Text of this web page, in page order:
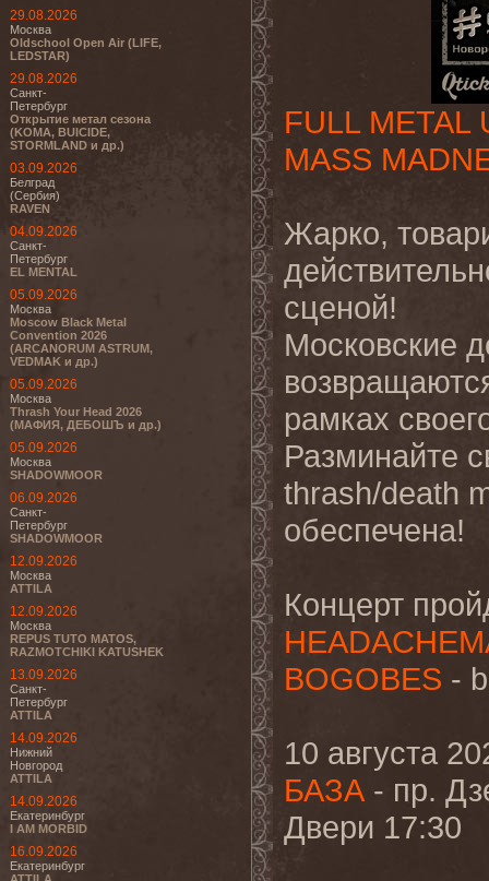
29.08.2026
Москва
Oldschool Open Air (LIFE,
LEDSTAR)
29.08.2026
Санкт-
Петербург
Открытие метал сезона
(KOMA, BUICIDE,
STORMLAND и др.)
03.09.2026
Белград
(Сербия)
RAVEN
04.09.2026
Санкт-
Петербург
EL MENTAL
05.09.2026
Москва
Moscow Black Metal
Convention 2026
(ARCANORUM ASTRUM,
VEDMAK и др.)
05.09.2026
Москва
Thrash Your Head 2026
(МАФИЯ, ДЕБОШЪ и др.)
05.09.2026
Москва
SHADOWMOOR
06.09.2026
Санкт-
Петербург
SHADOWMOOR
12.09.2026
Москва
ATTILA
12.09.2026
Москва
REPUS TUTO MATOS,
RAZMOTCHIKI KATUSHEK
13.09.2026
Санкт-
Петербург
ATTILA
14.09.2026
Нижний
Новгород
ATTILA
14.09.2026
Екатеринбург
I AM MORBID
16.09.2026
Екатеринбург
FULL METAL
MASS
Жарко,
сценой!
Московские
рамках
Разминайте
thrash/death
обеспечена!
Концерт
BOGOBES -
10 августа
БАЗА - пр.
Двери 17:30